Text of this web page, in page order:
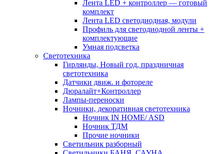
Лента LED + контроллер — готовый
комплект
Лента LED светодиодная, модули
Профиль для светодиодной ленты +
комплектующие
Умная подсветка
Светотехника
Гирлянды, Новый год, праздничная
светотехника
Датчики движ. и фотореле
Дюралайт+Контроллер
Лампы-переноски
Ночники, декоративная светотехника
Ночник IN HOME/ ASD
Ночник ТДМ
Прочие ночники
Светильник разборный